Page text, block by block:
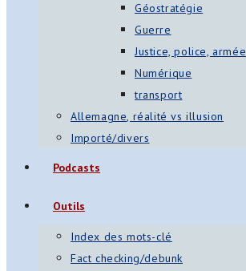
Géostratégie
Guerre
Justice, police, armée
Numérique
transport
Allemagne, réalité vs illusion
Importé/divers
Podcasts
Outils
Index des mots-clé
Fact checking/debunk